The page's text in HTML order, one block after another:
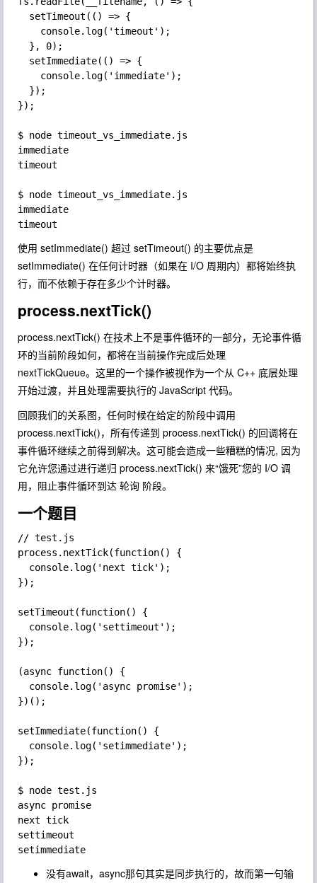
  setTimeout(() => {
    console.log('timeout');
  }, 0);
  setImmediate(() => {
    console.log('immediate');
  });
});
$ node timeout_vs_immediate.js
immediate
timeout
$ node timeout_vs_immediate.js
immediate
使用 setImmediate() 超过 setTimeout() 的主要优点是
setImmediate() 在任何计时器（如果在 I/O 周期内）都将始终执
行，而不依赖于存在多少个计时器。
process.nextTick()
process.nextTick() 在技术上不是事件循环的一部分，无论事件循
环的当前阶段如何，都将在当前操作完成后处理
nextTickQueue。这里的一个操作被视作为一个从 C++ 底层处理
开始过渡，并且处理需要执行的 JavaScript 代码。
回顾我们的关系图，任何时候在给定的阶段中调用
process.nextTick()，所有传递到 process.nextTick() 的回调将在
事件循环继续之前得到解决。这可能会造成一些糟糕的情况, 因为
它允许您通过进行递归 process.nextTick() 来“饿死”您的 I/O 调
用，阻止事件循环到达 轮询 阶段。
一个题目
// test.js
process.nextTick(function() {
  console.log('next tick');
});
setTimeout(function() {
  console.log('settimeout');
});
(async function() {
  console.log('async promise');
})();
setImmediate(function() {
  console.log('setimmediate');
});
$ node test.js
async promise
next tick
settimeout
没有await，async那句其实是同步执行的，故而第一句输